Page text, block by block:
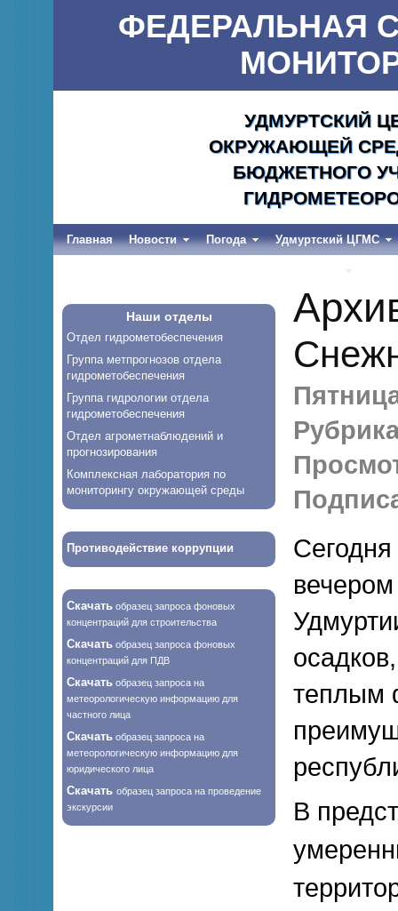
ФЕДЕРАЛЬНАЯ
УДМУРТСКИЙ
ОКРУЖАЮЩЕЙ
БЮДЖЕТНОГО
Главная Новости Погода Удмуртский ЦГМС
Наши отделы
Отдел гидрометобеспечения
Группа метпрогнозов отдела
гидрометобеспечения
Группа гидрологии отдела
гидрометобеспечения
Отдел агрометнаблюдений и
прогнозирования
Комплексная лаборатория по
мониторингу окружающей среды
Противодействие коррупции
Скачать образец запроса фоновых
концентраций для строительства
Скачать образец запроса фоновых
концентраций для ПДВ
Скачать образец запроса на
метеорологическую информацию для
частного лица
Скачать образец запроса на
метеорологическую информацию для
юридического лица
Скачать образец запроса на проведение
экскурсии
теплым
В